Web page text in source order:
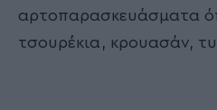
αρτοπαρασκευάσματα
τσουρέκια, κρουασάν,